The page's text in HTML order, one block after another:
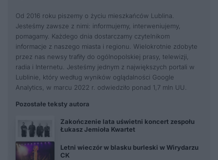
Od 2016 roku piszemy o życiu mieszkańców Lublina.
Jesteśmy zawsze z nimi: informujemy, interweniujemy,
pomagamy. Każdego dnia dostarczamy czytelnikom
informacje z naszego miasta i regionu. Wielokrotnie zdobyte
przez nas newsy trafiły do ogólnopolskiej prasy, telewizji,
radia i Internetu. Jesteśmy jednym z największych portali w
Lublinie, który według wyników oglądalności Google
Analytics, w marcu 2022 r. odwiedziło ponad 1,7 mln UU.
Pozostałe teksty autora
Zakończenie lata uświetni koncert zespołu
Łukasz Jemioła Kwartet
Letni wieczór w blasku burleski w Wirydarzu
CK